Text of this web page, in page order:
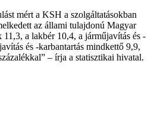
mért a KSH a szolgáltatásokban
az állami tulajdonú Magyar
11,3, a lakbér 10,4, a járműjavítás és -
és -karbantartás mindkettő 9,9,
– írja a statisztikai hivatal.